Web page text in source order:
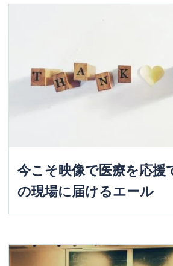
今こそ映像で医療を応援
の現場に届けるエール